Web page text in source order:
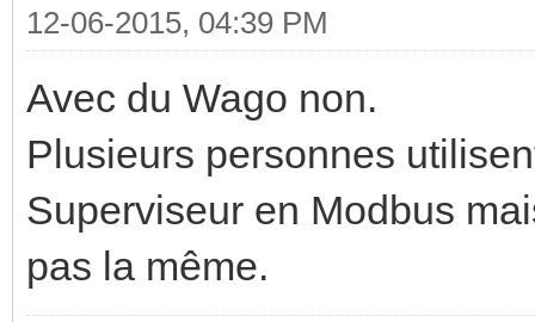
12-06-2015, 04:39 PM
Avec du Wago non.
Plusieurs personnes
Superviseur en Modbus
pas la même.